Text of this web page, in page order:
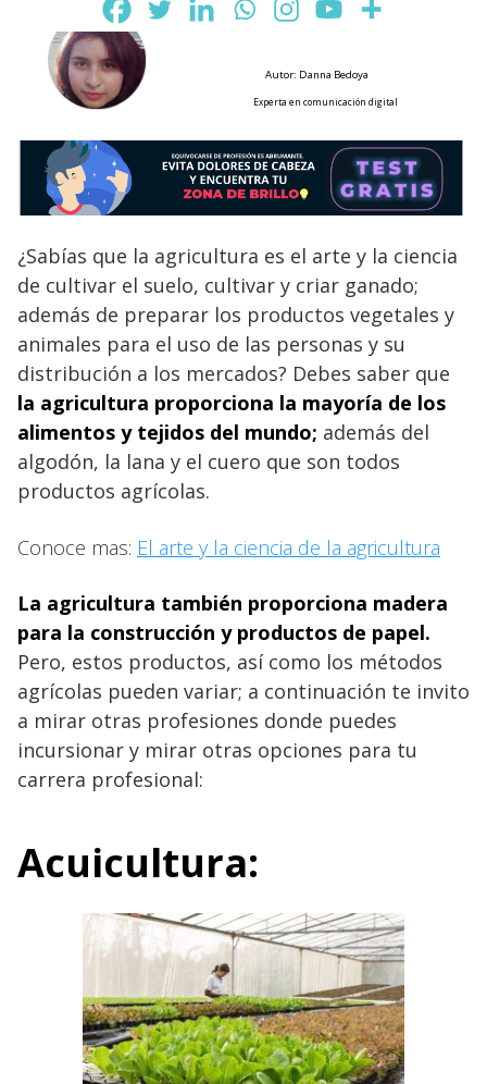
Autor: Danna Bedoya
Experta en comunicación digital
¿Sabías que la agricultura es el arte y la ciencia
de cultivar el suelo, cultivar y criar ganado;
además de preparar los productos vegetales y
animales para el uso de las personas y su
distribución a los mercados? Debes saber que
la agricultura proporciona la mayoría de los
alimentos y tejidos del mundo; además del
algodón, la lana y el cuero que son todos
productos agrícolas.
Conoce mas: El arte y la ciencia de la agricultura
La agricultura también proporciona madera
para la construcción y productos de papel.
Pero, estos productos, así como los métodos
agrícolas pueden variar; a continuación te invito
a mirar otras profesiones donde puedes
incursionar y mirar otras opciones para tu
carrera profesional:
Acuicultura: